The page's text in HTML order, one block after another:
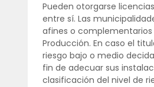
Pueden otorgarse
entre sí. Las
afines o
Producción. En caso el
riesgo bajo o medio
fin de adecuar sus
clasificación del nivel de